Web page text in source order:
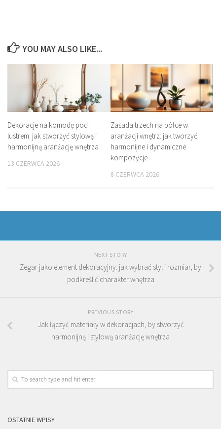
YOU MAY ALSO LIKE...
Dekoracje na komodę pod
lustrem: jak stworzyć stylową i
harmonijną aranżację wnętrza
13 CZERWCA 2026
Zasada trzech na półce w
aranżacji wnętrz: jak tworzyć
harmonijne i dynamiczne
kompozycje
8 CZERWCA 2026
NEXT STORY
Zegar jako element dekoracyjny: jak wybrać styl i rozmiar, by
podkreślić charakter wnętrza
PREVIOUS STORY
Jak łączyć materiały w dekoracjach, by stworzyć
harmonijną i stylową aranżację wnętrza
OSTATNIE WPISY